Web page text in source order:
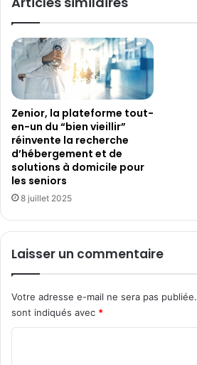
Zenior, la plateforme tout-
en-un du “bien vieillir”
réinvente la recherche
d’hébergement et de
solutions à domicile pour
les seniors
8 juillet 2025
Laisser un commentaire
Votre adresse e-mail ne sera pas publiée.
sont indiqués avec *